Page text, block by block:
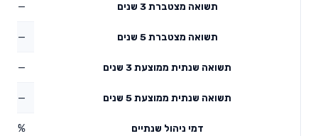
תשואה מצטברת 3 שנים —
תשואה מצטברת 5 שנים —
תשואה שנתית ממוצעת 3 שנים —
תשואה שנתית ממוצעת 5 שנים —
דמי ניהול שנתיים